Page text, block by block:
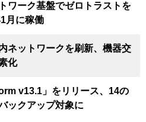
ワーク基盤でゼロトラストを
月に稼働
ネットワークを刷新、機器交
化
v13.1」をリリース、14の
ックアップ対象に